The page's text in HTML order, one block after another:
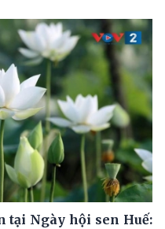
tại Ngày hội sen Huế: